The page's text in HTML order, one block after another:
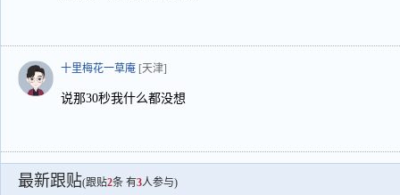
十里梅花一草庵 [天津]
说那30秒我什么都没想
最新跟贴(跟贴2条 有3人参与)